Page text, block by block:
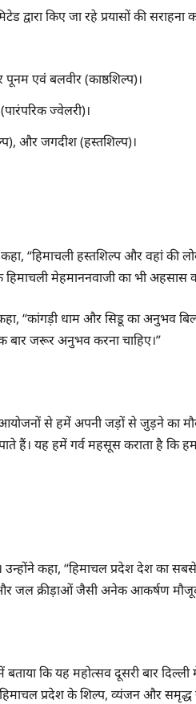
द्वारा किए जा रहे प्रयासों की सराहना
पूनम एवं बलवीर (काष्ठशिल्प)।
ज्वेलरी)।
और जगदीश (हस्तशिल्प)।
“हिमाचली हस्तशिल्प और वहां की
मेहमाननवाजी का भी अहसास
“कांगड़ी धाम और सिडू का अनुभव
जरूर अनुभव करना चाहिए।”
आयोजनों से हमें अपनी जड़ों से जुड़ने का
हैं। यह हमें गर्व महसूस कराता है कि
उन्होंने कहा, “हिमाचल प्रदेश देश का
जल क्रीड़ाओं जैसी अनेक आकर्षण
कि यह महोत्सव दूसरी बार दिल्ली
प्रदेश के शिल्प, व्यंजन और समृद्ध